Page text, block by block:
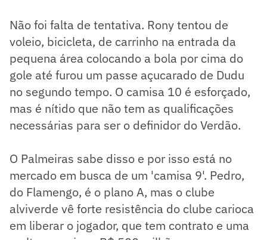
Não foi falta de tentativa. Rony tentou de
voleio, bicicleta, de carrinho na entrada da
pequena área colocando a bola por cima do
gole até furou um passe açucarado de Dudu
no segundo tempo. O camisa 10 é esforçado,
mas é nítido que não tem as qualificações
necessárias para ser o definidor do Verdão.
O Palmeiras sabe disso e por isso está no
mercado em busca de um 'camisa 9'. Pedro,
do Flamengo, é o plano A, mas o clube
alviverde vê forte resistência do clube carioca
em liberar o jogador, que tem contrato e uma